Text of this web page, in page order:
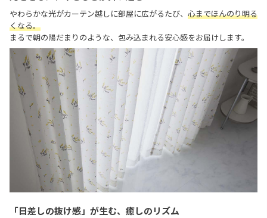
やわらかな光がカーテン越しに部屋に広がるたび、 心までほんのり明る
くなる。
まるで朝の陽だまりのような、包み込まれる安心感をお届けします。
「日差しの抜け感」が生む、癒しのリズム